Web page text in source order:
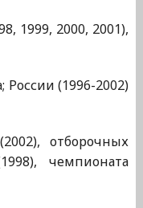
1999, 2000, 2001),
(1996-2002)
отборочных
чемпионата